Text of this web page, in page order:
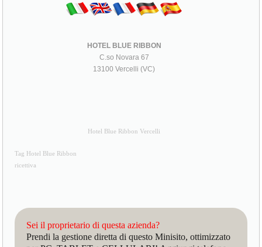
HOTEL BLUE RIBBON
C.so Novara 67
13100 Vercelli (VC)
Hotel Blue Ribbon Vercelli
Tag Hotel Blue Ribbon
ricettiva
Sei il proprietario di questa azienda?
Prendi la gestione diretta di questo Minisito, ottimizzato